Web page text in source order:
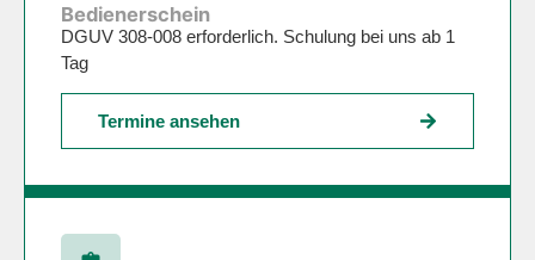
Bedienerschein
DGUV 308-008 erforderlich. Schulung bei uns ab 1
Tag
Termine ansehen